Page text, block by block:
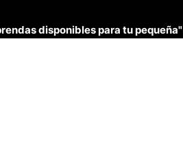
disponibles para tu pequeña"